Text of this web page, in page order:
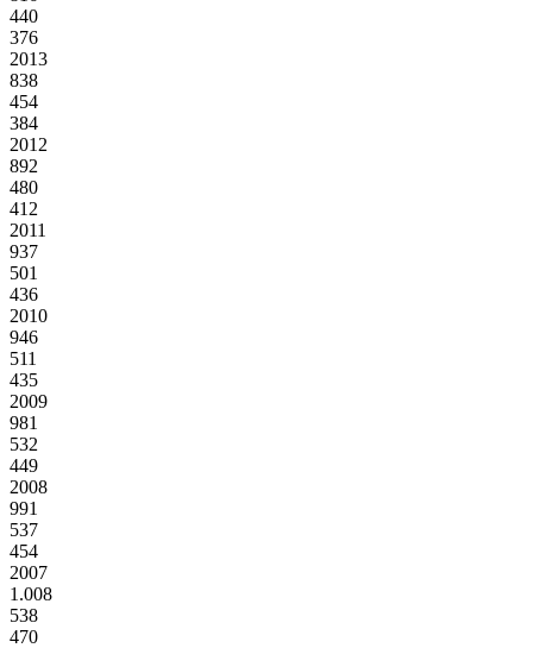
440
376
2013
838
454
384
2012
892
480
412
2011
937
501
436
2010
946
511
435
2009
981
532
449
2008
991
537
454
2007
1.008
538
470